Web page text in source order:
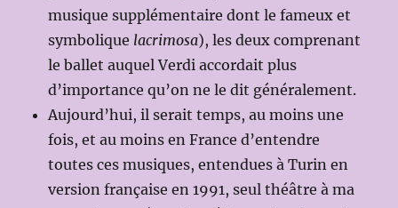
musique supplémentaire dont le fameux et
symbolique lacrimosa), les deux comprenant
le ballet auquel Verdi accordait plus
d’importance qu’on ne le dit généralement.
Aujourd’hui, il serait temps, au moins une
fois, et au moins en France d’entendre
toutes ces musiques, entendues à Turin en
version française en 1991, seul théâtre à ma